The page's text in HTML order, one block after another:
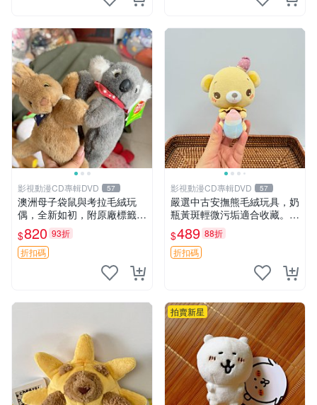
影視動漫CD專輯DVD 57
澳洲母子袋鼠與考拉毛絨玩
偶，全新如初，附原廠標籤，
手感極軟，適合贈送親朋好
友。袋鼠與考拉正版，精緻尺
寸，適合作為收藏或家飾擺
設，增添暖意。 母子、袋
$820 93折
折扣碼
影視動漫CD專輯DVD 57
嚴選中古安撫熊毛絨玩具，奶
瓶黃斑輕微污垢適合收藏。默
認兩日發貨，全國快遞隨機派
送。 成色如圖可放心購買，
輕微瑕疵和臟污不影響使用。
安撫熊 中古玩偶 毛
$489 88折
折扣碼
拍賣新星